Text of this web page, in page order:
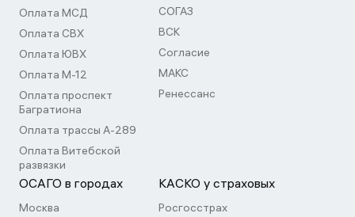
Оплата МСД
Оплата СВХ
Оплата ЮВХ
Оплата М-12
Оплата проспект
Багратиона
Оплата трассы А-289
Оплата Витебской
развязки
СОГАЗ
ВСК
Согласие
МАКС
Ренессанс
ОСАГО в городах
Москва
КАСКО у страховых
Росгосстрах